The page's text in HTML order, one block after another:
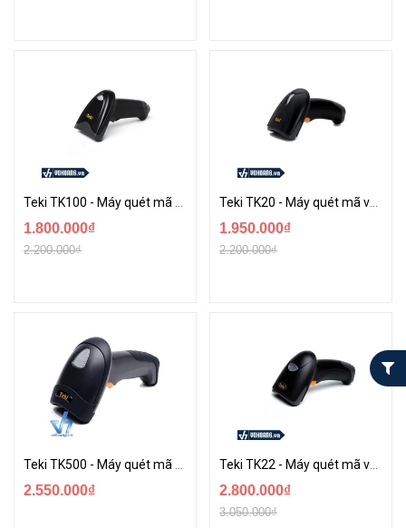
1.800.000₫
2.200.000₫
1.950.000₫
2.200.000₫
2.550.000₫ 2.800.000₫
3.050.000₫